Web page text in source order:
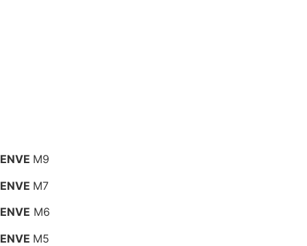
ENVE M9
ENVE M7
ENVE M6
ENVE M5